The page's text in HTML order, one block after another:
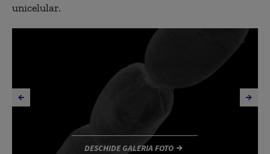
unicelular.
DESCHIDE GALERIA FOTO